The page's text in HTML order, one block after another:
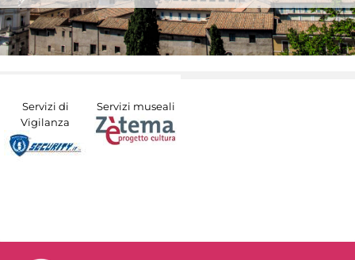
Servizi di
Vigilanza
Servizi museali